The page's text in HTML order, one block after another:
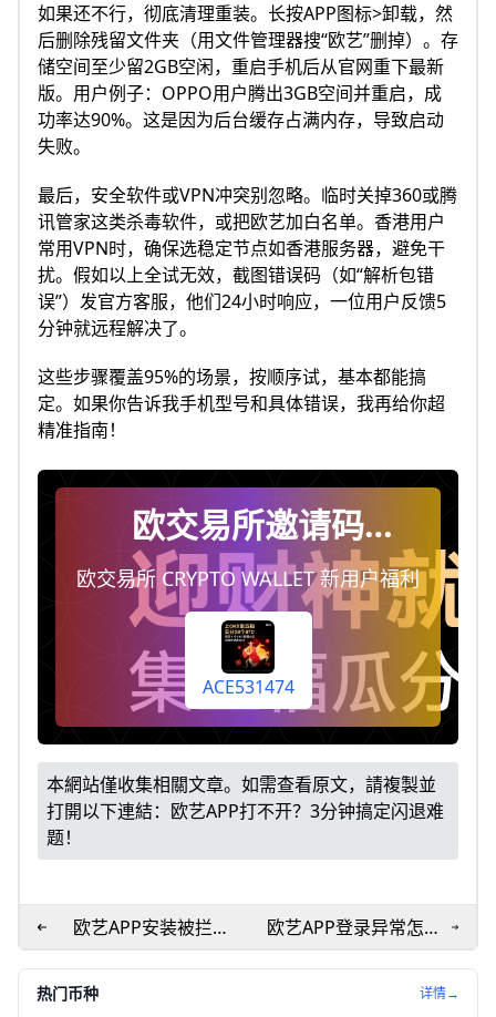
如果还不行，彻底清理重装。长按APP图标>卸载，然
后删除残留文件夹（用文件管理器搜“欧艺”删掉）。存
储空间至少留2GB空闲，重启手机后从官网重下最新
版。用户例子：OPPO用户腾出3GB空间并重启，成
功率达90%。这是因为后台缓存占满内存，导致启动
失败。
最后，安全软件或VPN冲突别忽略。临时关掉360或腾
讯管家这类杀毒软件，或把欧艺加白名单。香港用户
常用VPN时，确保选稳定节点如香港服务器，避免干
扰。假如以上全试无效，截图错误码（如“解析包错
误”）发官方客服，他们24小时响应，一位用户反馈5
分钟就远程解决了。
这些步骤覆盖95%的场景，按顺序试，基本都能搞
定。如果你告诉我手机型号和具体错误，我再给你超
精准指南！
欧交易所邀请码
ACE531474，注册时填
写即终身享受手续费返
佣20%（每天自动到你
账户）
欧交易所 CRYPTO WALLET 新用户福利
ACE531474
本網站僅收集相關文章。如需查看原文，請複製並
打開以下連結： 欧艺APP打不开？3分钟搞定闪退难
题！
欧艺APP安装被拦
截？3步轻松搞定！
欧艺APP登录异常怎么
办？一招搞定常见提
热门币种 详情→